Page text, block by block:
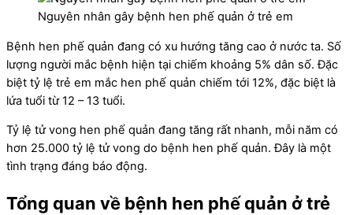
Nguyên nhân gây bệnh hen phế quản ở trẻ em
Bệnh hen phế quản đang có xu hướng tăng cao ở nước ta. Số
lượng người mắc bệnh hiện tại chiếm khoảng 5% dân số. Đặc
biệt tỷ lệ trẻ em mắc hen phế quản chiếm tới 12%, đặc biệt là
lứa tuổi từ 12 – 13 tuổi.
Tỷ lệ tử vong hen phế quản đang tăng rất nhanh, mỗi năm có
hơn 25.000 tỷ lệ tử vong do bệnh hen phế quản. Đây là một
tình trạng đáng báo động.
Tổng quan về bệnh hen phế quản ở trẻ